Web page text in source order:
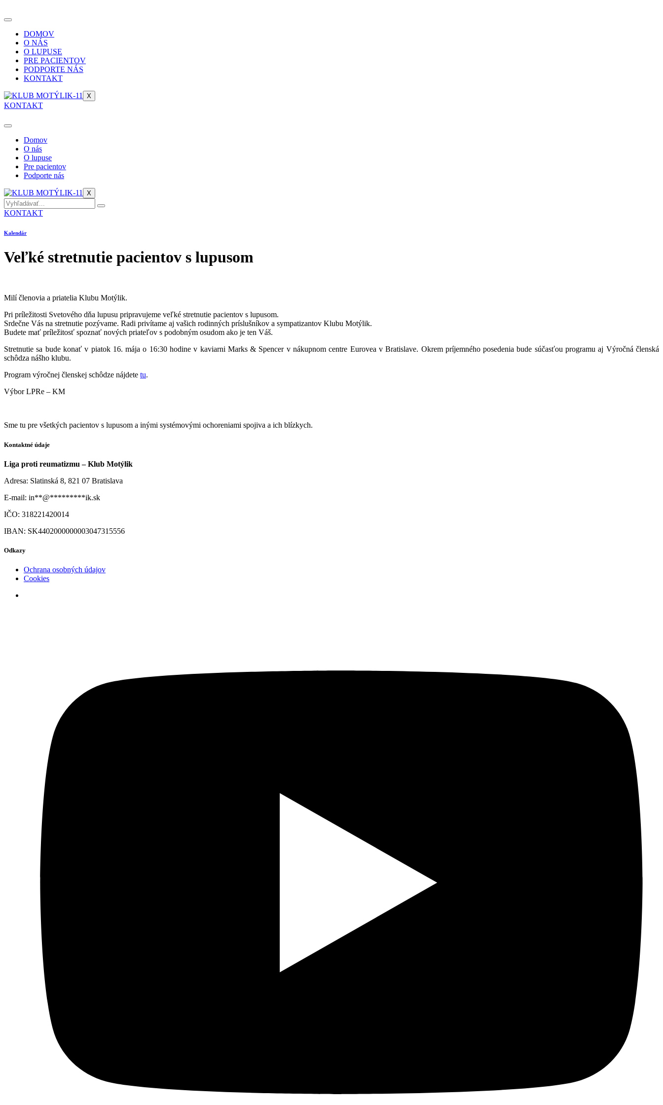
DOMOV
O NÁS
O LUPUSE
PRE PACIENTOV
PODPORTE NÁS
KONTAKT
X
KONTAKT
Domov
O nás
O lupuse
Pre pacientov
Podporte nás
X
KONTAKT
Kalendár
Veľké stretnutie pacientov s lupusom
Milí členovia a priatelia Klubu Motýlik.
Pri príležitosti Svetového dňa lupusu pripravujeme veľké stretnutie pacientov s lupusom.
Srdečne Vás na stretnutie pozývame. Radi privítame aj vašich rodinných príslušníkov a sympatizantov Klubu Motýlik.
Budete mať príležitosť spoznať nových priateľov s podobným osudom ako je ten Váš.
Stretnutie sa bude konať v piatok 16. mája o 16:30 hodine v kaviarni Marks & Spencer v nákupnom centre Eurovea v Bratislave. Okrem príjemného posedenia bude súčasťou programu aj Výročná členská
schôdza nášho klubu.
Program výročnej členskej schôdze nájdete tu.
Výbor LPRe – KM
Sme tu pre všetkých pacientov s lupusom a inými systémovými ochoreniami spojiva a ich blízkych.
Kontaktné údaje
Liga proti reumatizmu – Klub Motýlik
Adresa: Slatinská 8, 821 07 Bratislava
E-mail: in**@*********ik.sk
IČO: 318221420014
IBAN: SK4402000000003047315556
Odkazy
Ochrana osobných údajov
Cookies